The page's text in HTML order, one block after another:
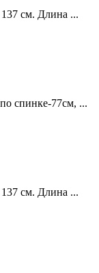
см. Длина ...
спинке-77см, ...
см. Длина ...